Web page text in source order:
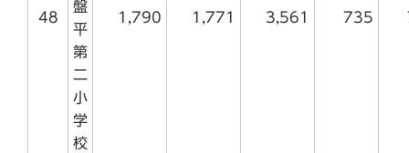
48
盤
平
第
二
小
学
校
1,790 1,771 3,561 735